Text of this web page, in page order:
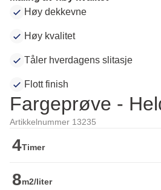
Høy dekkevne
Høy kvalitet
Tåler hverdagens slitasje
Flott finish
Fargeprøve -
Artikkelnummer 13235
4Timer
8m2/liter